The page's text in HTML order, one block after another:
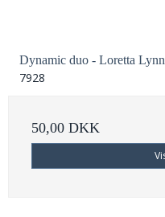
Dynamic duo - Loretta
7928
50,00 DKK